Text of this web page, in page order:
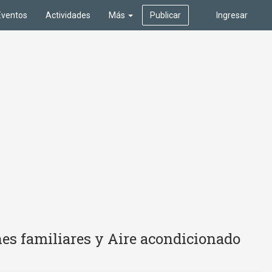
Ingresar
Actividades Más Publicar
familiares y Aire acondicionado